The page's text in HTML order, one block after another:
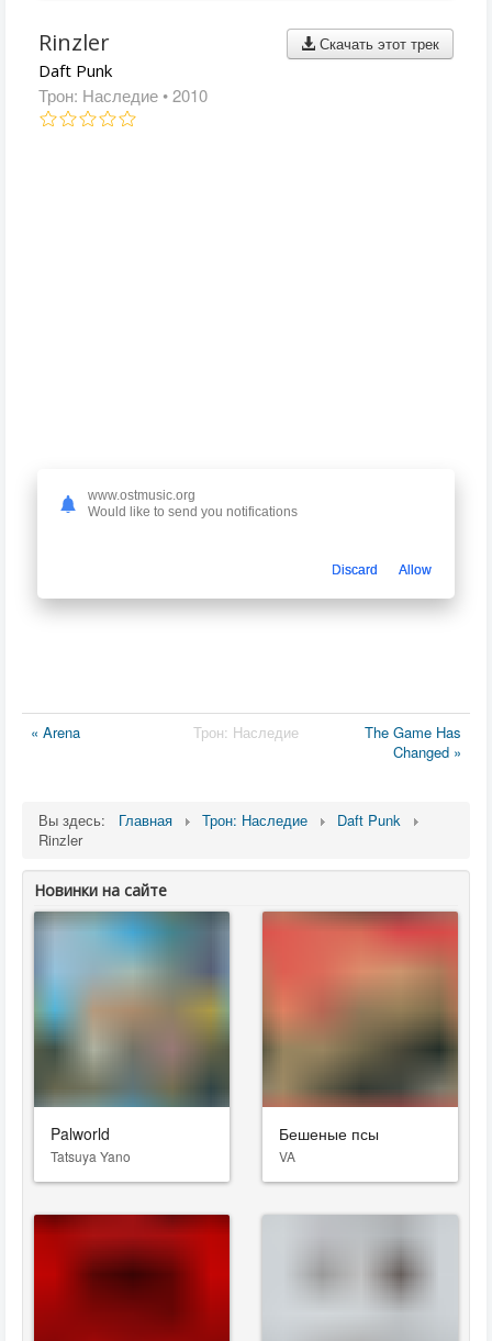
Скачать этот трек
Rinzler
Daft Punk
Трон: Наследие • 2010
« Arena Трон: Наследие
The Game Has
Changed »
Вы здесь: Главная Трон: Наследие
Daft Punk
Rinzler
Новинки на сайте
Palworld
Tatsuya Yano
Бешеные псы
VA
www.ostmusic.org
Would like to send you notifications
Discard Allow